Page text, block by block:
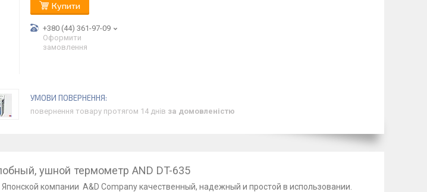
Купити
+380 (44) 361-97-09
Оформити
замовлення
повернення товару протягом 14 днів за домовленістю
ушной термометр AND DT-635
компании A&D Company качественный, надежный и простой в использовании.